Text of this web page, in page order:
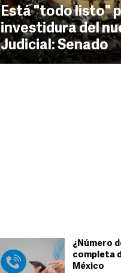
Está "todo listo"
investidura del
Judicial: Senado
¿Número
completa
México